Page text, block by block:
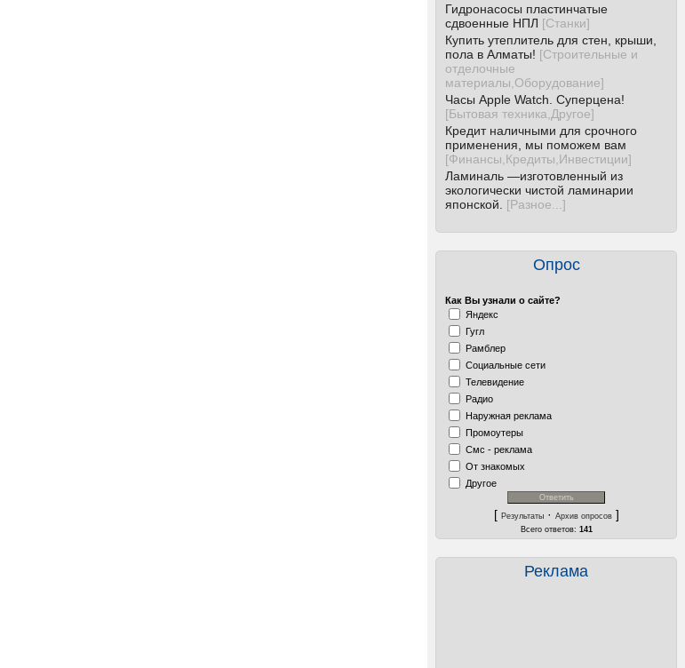
Гидронасосы пластинчатые
сдвоенные НПЛ [Станки]
Купить утеплитель для стен, крыши,
пола в Алматы! [Строительные и
отделочные
материалы,Оборудование]
Часы Apple Watch. Суперцена!
[Бытовая техника,Другое]
Кредит наличными для срочного
применения, мы поможем вам
[Финансы,Кредиты,Инвестиции]
Ламиналь —изготовленный из
экологически чистой ламинарии
японской.
[Разное... ]
Опрос
Как Вы узнали о сайте?
Яндекс
Гугл
Рамблер
Социальные сети
Телевидение
Радио
Наружная реклама
Промоутеры
Смс - реклама
От знакомых
Другое
[ Результаты· Архив опросов]
Всего ответов: 141
Реклама